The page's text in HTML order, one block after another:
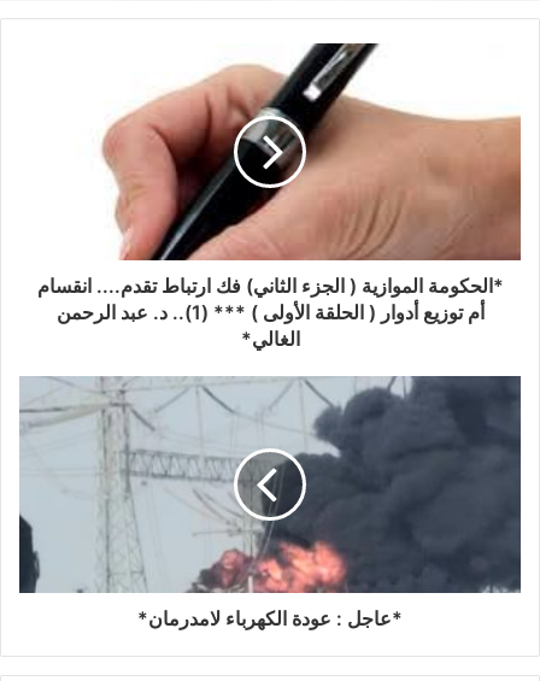
*الحكومة الموازية ( الجزء الثاني) فك ارتباط تقدم.... انقسام
أم توزيع أدوار ( الحلقة الأولى ) *** (1).. د. عبد الرحمن
الغالي*
*عاجل : عودة الكهرباء لامدرمان*